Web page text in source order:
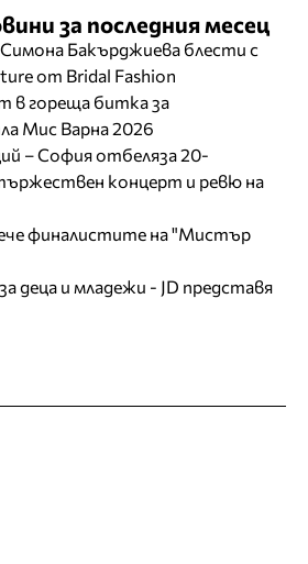
за последния месец
Бакърджиева блести с
от Bridal Fashion
в гореща битка за
Мис Варна 2026
– София отбеляза 20-
концерт и ревю на
финалистите на "Мистър
деца и младежи - JD представя